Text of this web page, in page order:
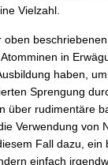
Vielzahl.
in
haben,
Sprengung
über rudimentäre
Verwendung von
Fall dazu, ein
einfach